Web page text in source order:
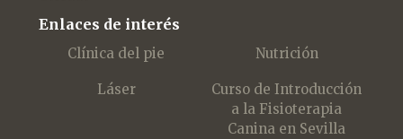
Enlaces de interés
Clínica del pie Nutrición
Láser
Curso de Introducción
a la Fisioterapia
Canina en Sevilla